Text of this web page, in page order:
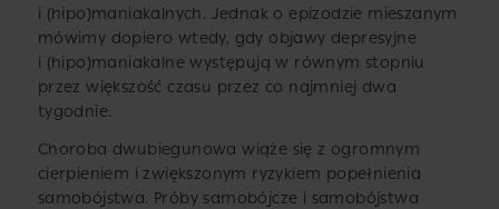
i (hipo)maniakalnych. Jednak o epizodzie mieszanym
mówimy dopiero wtedy, gdy objawy depresyjne
i (hipo)maniakalne występują w równym stopniu
przez większość czasu przez co najmniej dwa
tygodnie.
Choroba dwubiegunowa wiąże się z ogromnym
cierpieniem i zwiększonym ryzykiem popełnienia
samobójstwa. Próby samobójcze i samobójstwa